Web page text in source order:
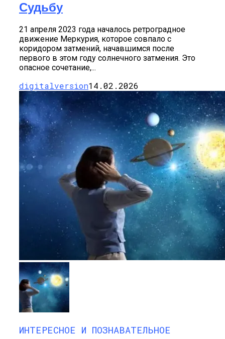
Судьбу
21 апреля 2023 года началось ретроградное
движение Меркурия, которое совпало с
коридором затмений, начавшимся после
первого в этом году солнечного затмения. Это
опасное сочетание,...
digitalversion14.02.2026
ИНТЕРЕСНОЕ И ПОЗНАВАТЕЛЬНОЕ